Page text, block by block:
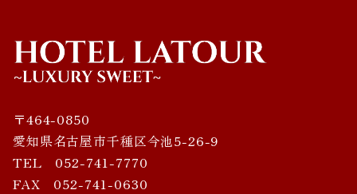
〒464-0850
愛知県名古屋市千種区今池5-26-9
TEL 052-741-7770
FAX 052-741-0630